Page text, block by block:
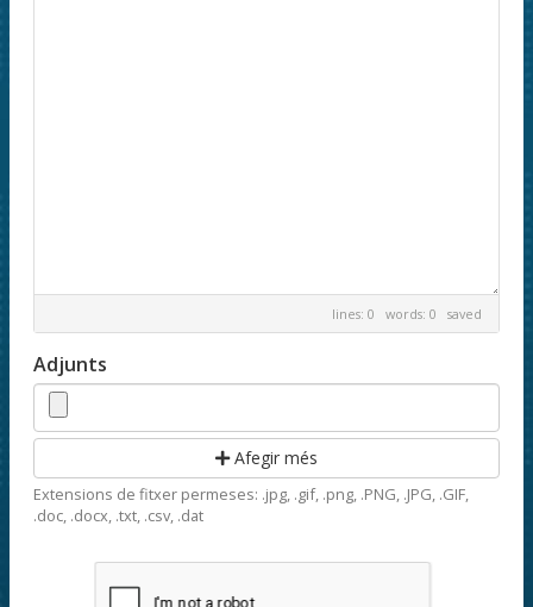
lines: 0 words: 0 saved
Adjunts
Afegir més
Extensions de fitxer permeses: .jpg, .gif, .png, .PNG, .JPG, .GIF,
.doc, .docx, .txt, .csv, .dat